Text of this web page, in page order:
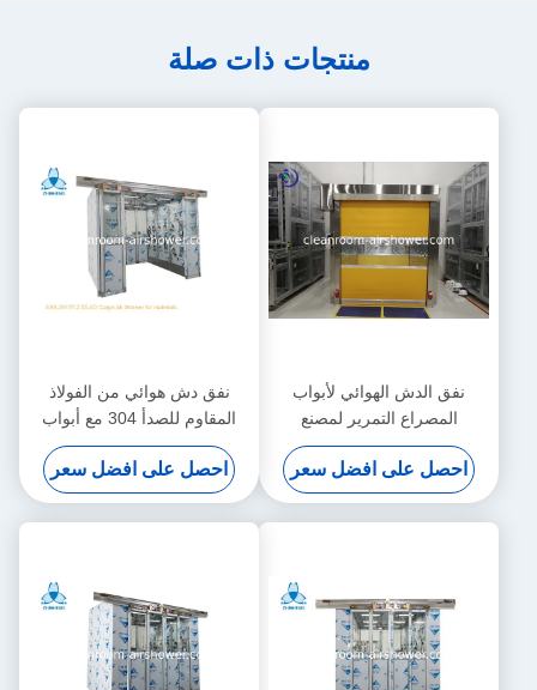
منتجات ذات صلة
نفق الدش الهوائي لأبواب
المصراع التمرير لمصنع
فوكسكون
احصل على افضل سعر
نفق دش هوائي من الفولاذ
المقاوم للصدأ 304 مع أبواب
منزلقة ذات 4 أوراق
احصل على افضل سعر